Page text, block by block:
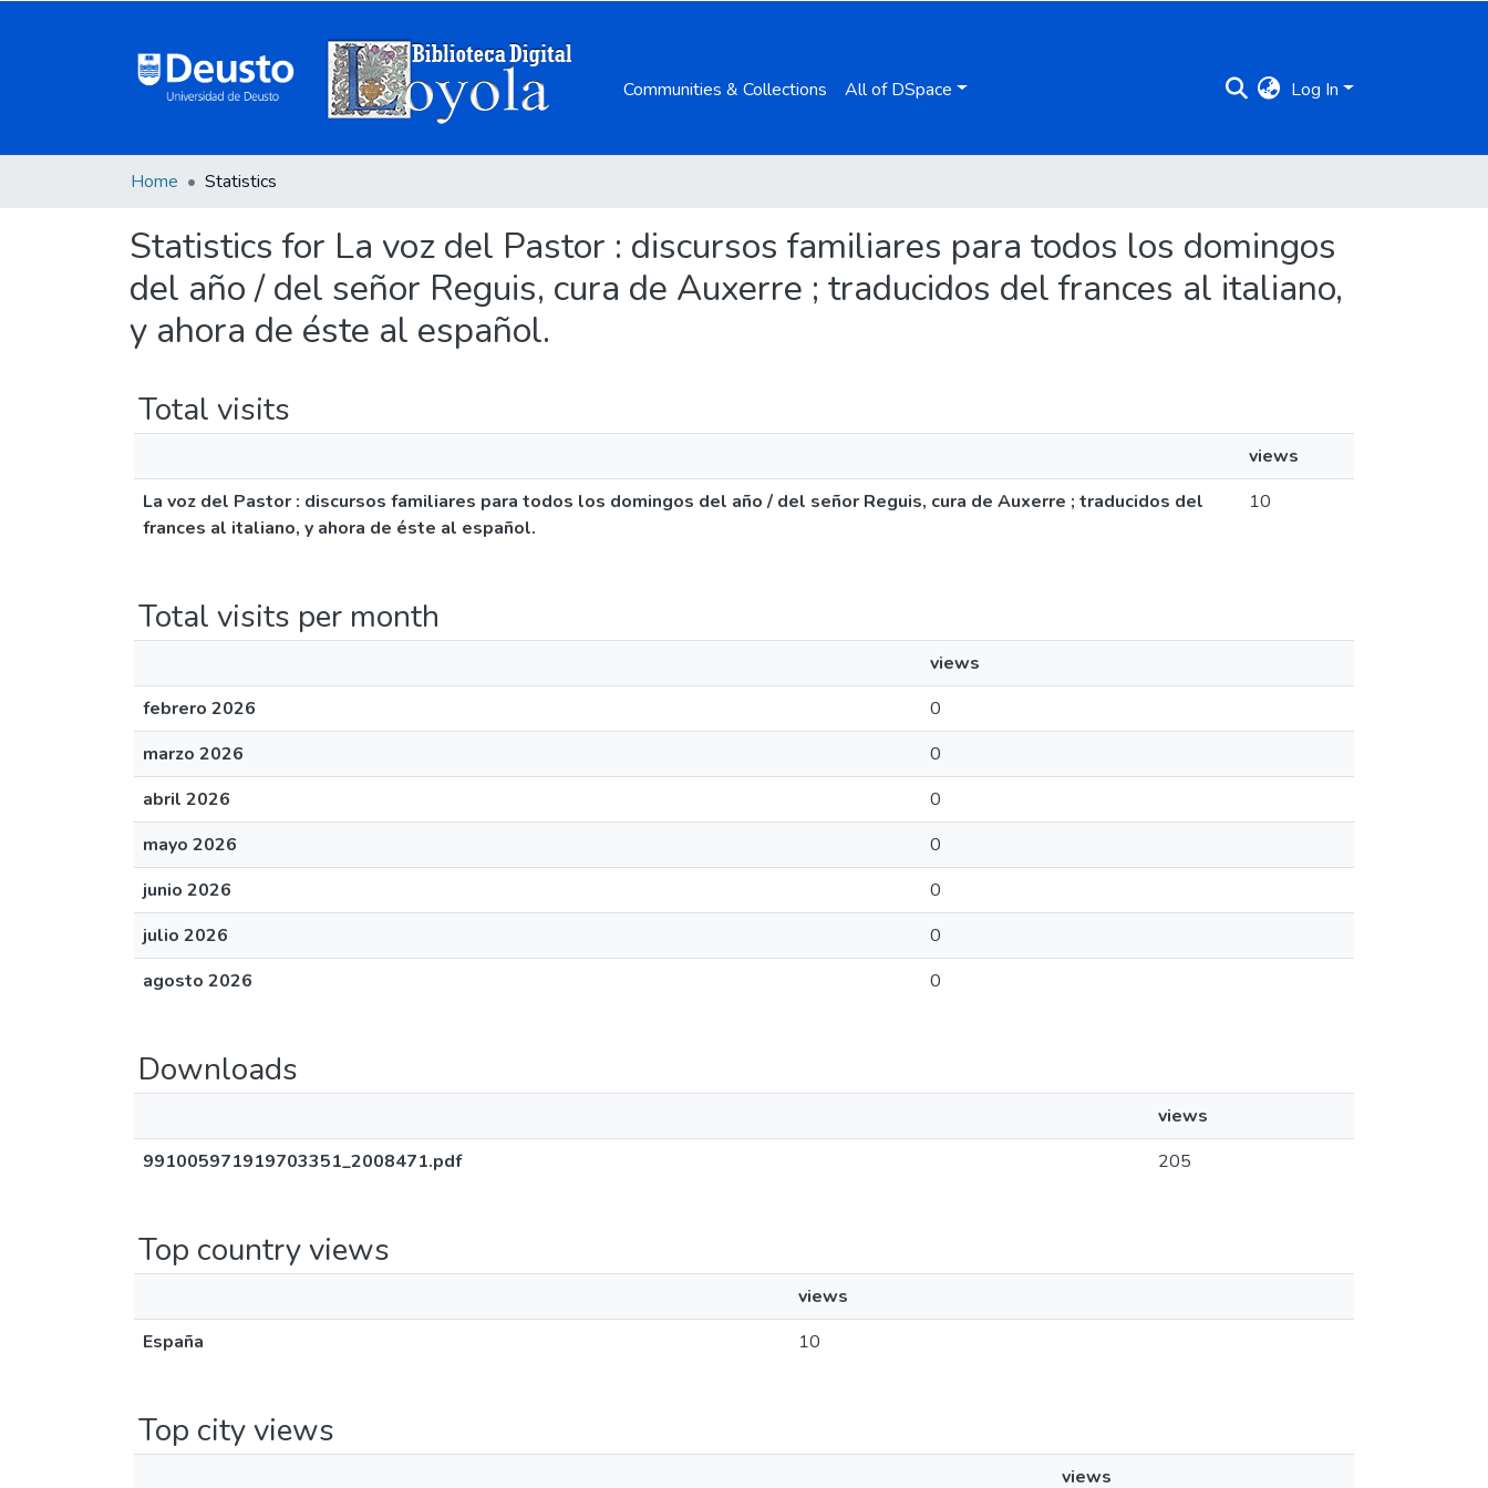
Communities & Collections All of DSpace Log In
Home Statistics
Statistics for La voz del Pastor : discursos familiares para todos los domingos
del año / del señor Reguis, cura de Auxerre ; traducidos del frances al italiano,
y ahora de éste al español.
Total visits
views
La voz del Pastor : discursos familiares para todos los domingos del año / del señor Reguis, cura de Auxerre ; traducidos del
frances al italiano, y ahora de éste al español.
10
Total visits per month
views
febrero 2026
0
marzo 2026
0
abril 2026
0
mayo 2026
0
junio 2026
0
julio 2026
0
agosto 2026
0
Downloads
views
991005971919703351_2008471.pdf
205
Top country views
views
España
10
Top city views
views